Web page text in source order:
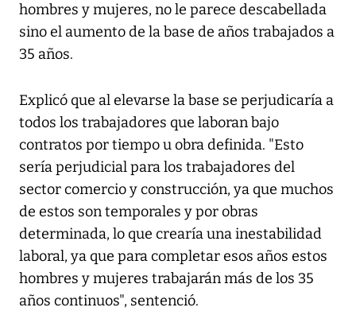
hombres y mujeres, no le parece descabellada
sino el aumento de la base de años trabajados a
35 años.
Explicó que al elevarse la base se perjudicaría a
todos los trabajadores que laboran bajo
contratos por tiempo u obra definida. "Esto
sería perjudicial para los trabajadores del
sector comercio y construcción, ya que muchos
de estos son temporales y por obras
determinada, lo que crearía una inestabilidad
laboral, ya que para completar esos años estos
hombres y mujeres trabajarán más de los 35
años continuos", sentenció.